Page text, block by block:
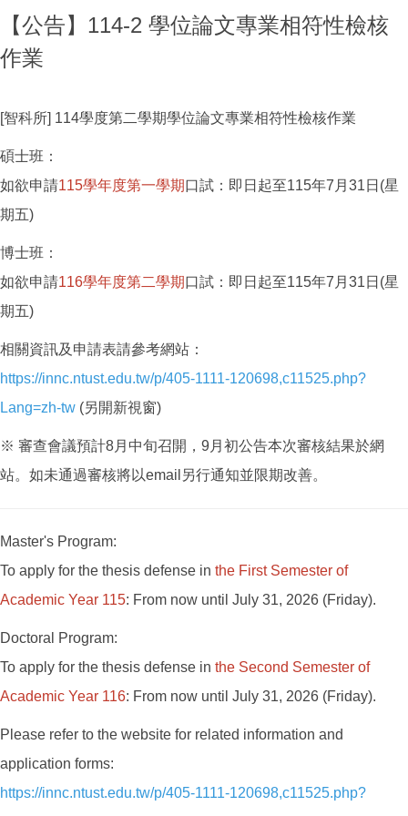
【公告】114-2 學位論文專業相符性檢核
作業
[智科所] 114學度第二學期學位論文專業相符性檢核作業
碩士班：
如欲申請115學年度第一學期口試：即日起至115年7月31日(星
期五)
博士班：
如欲申請116學年度第二學期口試：即日起至115年7月31日(星
期五)
相關資訊及申請表請參考網站：
https://innc.ntust.edu.tw/p/405-1111-120698,c11525.php?
Lang=zh-tw (另開新視窗)
※ 審查會議預計8月中旬召開，9月初公告本次審核結果於網
站。如未通過審核將以email另行通知並限期改善。
Master's Program:
To apply for the thesis defense in the FirstSemester of
Academic Year 115: From now until July 31, 2026 (Friday).
Doctoral Program:
To apply for the thesis defense in the Second Semester of
Academic Year 116: From now until July 31, 2026 (Friday).
Please refer to the website for related information and
application forms:
https://innc.ntust.edu.tw/p/405-1111-120698,c11525.php?